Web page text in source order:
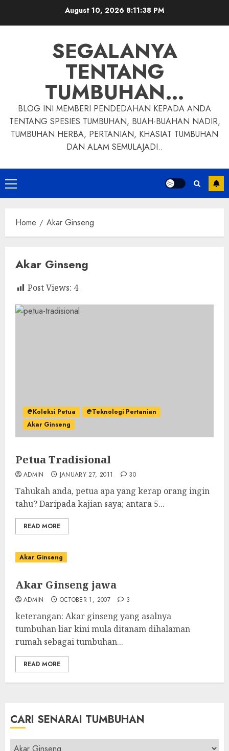
August 10, 2026 8:11:39 PM
SEGALANYA
TENTANG
TUMBUHAN…
BLOG INI MEMBERI PENDEDAHAN KEPADA ANDA
TENTANG SPESIES TUMBUHAN, BUAH-BUAHAN NADIR,
TUMBUHAN HERBA, PERTANIAN, KHASIAT TUMBUHAN
DAN ALAM SEMULAJADI..
Primary
Menu
Home Akar Ginseng
Akar Ginseng
Post Views: 4
@Koleksi Petua
@Teknologi Pertanian
Akar Ginseng
Petua Tradisional
ADMIN JANUARY 27, 2011 30
Tahukah anda, petua apa yang kerap orang ingin
tahu? Daripada kajian saya; antara 5...
READ MORE
Akar Ginseng
Akar Ginseng jawa
ADMIN OCTOBER 1, 2007 3
keterangan: Akar ginseng yang asalnya
tumbuhan liar kini mula ditanam dihalaman
rumah sebagai tumbuhan...
READ MORE
CARI SENARAI TUMBUHAN
Cari